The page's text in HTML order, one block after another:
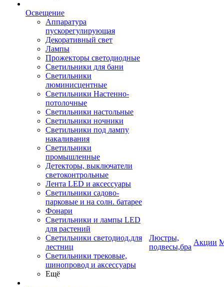
Освещение
Аппаратура
пускорегулирующая
Декоративный свет
Лампы
Прожекторы светодиодные
Светильники для бани
Светильники
люминисцентные
Светильники Настенно-
потолочные
Светильники настольные
Светильники ночники
Светильники под лампу
накаливания
Светильники
промышленные
Детекторы, выключатели
светоконтрольные
Лента LED и аксессуары
Светильники садово-
парковые и на солн. батарее
Фонари
Светильники и лампы LED
для растений
Светильники светодиод.для
лестниц
Светильники трековые,
шинопровод и аксессуары
Ещё
Люстры,
подвесы,бра
Акции